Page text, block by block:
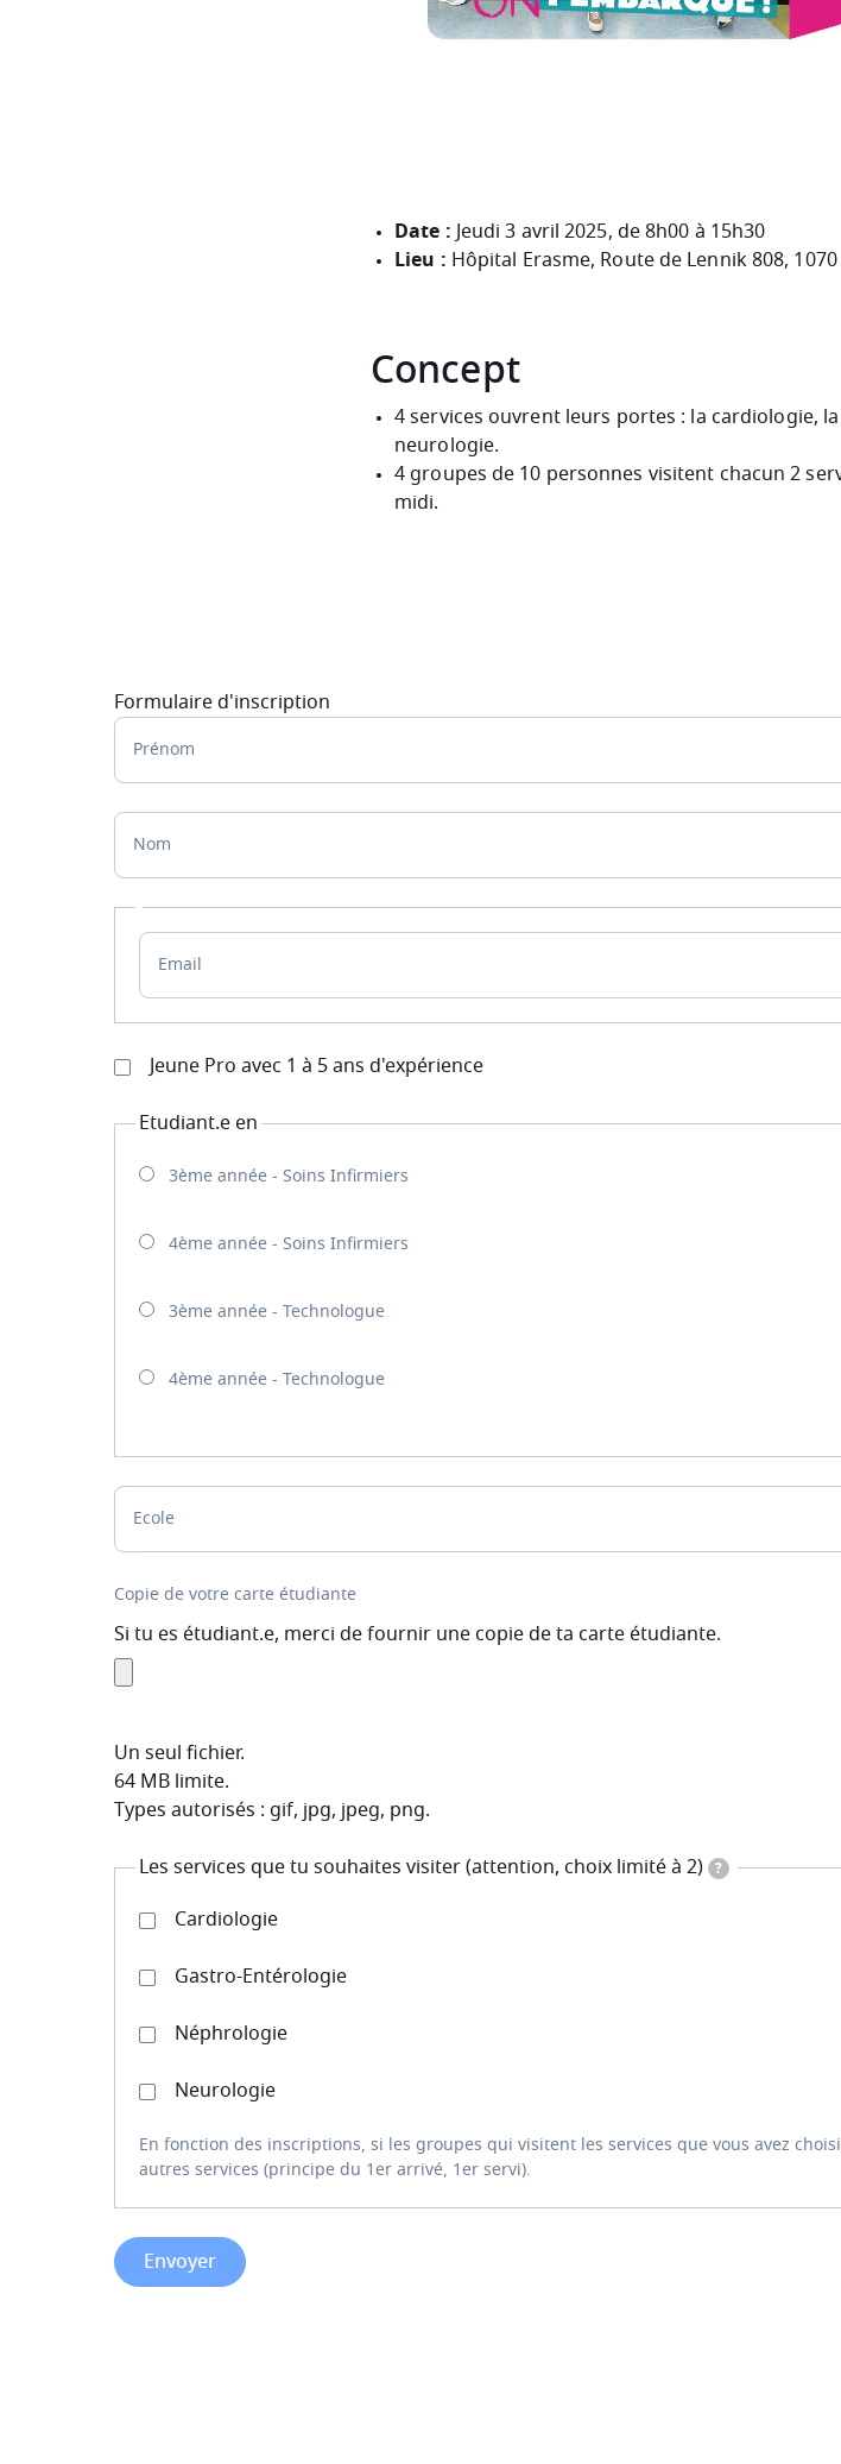
Date : Jeudi 3 avril 2025, de 8h00 à 15h30
Lieu : Hôpital Erasme, Route de Lennik 808,
Concept
4 services ouvrent leurs portes : la cardiologie,
neurologie.
4 groupes de 10 personnes visitent chacun 2
midi.
Formulaire d'inscription
Prénom
Nom
Email
Jeune Pro avec 1 à 5 ans d'expérience
Etudiant.e en
3ème année - Soins Infirmiers
4ème année - Soins Infirmiers
3ème année - Technologue
4ème année - Technologue
Ecole
Copie de votre carte étudiante
Si tu es étudiant.e, merci de fournir une copie de ta carte étudiante.
Un seul fichier.
64 MB limite.
Types autorisés : gif, jpg, jpeg, png.
Les services que tu souhaites visiter (attention, choix limité à 2) ?
Cardiologie
Gastro-Entérologie
Néphrologie
Neurologie
En fonction des inscriptions, si les groupes qui visitent les services que vous avez
autres services (principe du 1er arrivé, 1er servi).